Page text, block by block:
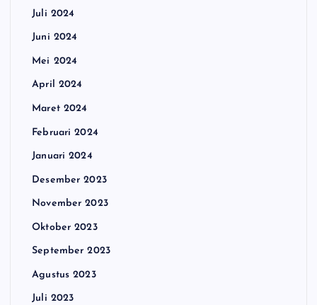
Juli 2024
Juni 2024
Mei 2024
April 2024
Maret 2024
Februari 2024
Januari 2024
Desember 2023
November 2023
Oktober 2023
September 2023
Agustus 2023
Juli 2023